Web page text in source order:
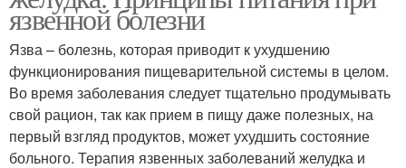
язвенной болезни
Язва – болезнь, которая приводит к ухудшению
функционирования пищеварительной системы в целом.
Во время заболевания следует тщательно продумывать
свой рацион, так как прием в пищу даже полезных, на
первый взгляд продуктов, может ухудшить состояние
больного. Терапия язвенных заболеваний желудка и